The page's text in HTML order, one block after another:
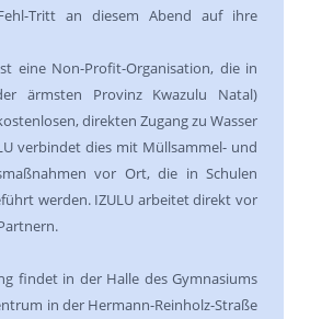
Tritt an diesem Abend auf ihre
eine Non-Profit-Organisation, die in
ärmsten Provinz Kwazulu Natal)
direkten Zugang zu Wasser
verbindet dies mit Müllsammel- und
vor Ort, die in Schulen
werden. IZULU arbeitet direkt vor
findet in der Halle des Gymnasiums
in der Hermann-Reinholz-Straße